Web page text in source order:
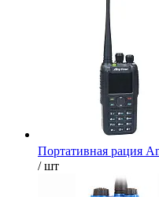
Портативная рация
/ шт